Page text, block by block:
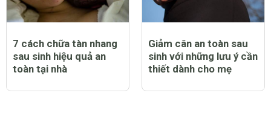
7 cách chữa tàn nhang
sau sinh hiệu quả an
toàn tại nhà
Giảm cân an toàn sau
sinh với những lưu ý cần
thiết dành cho mẹ